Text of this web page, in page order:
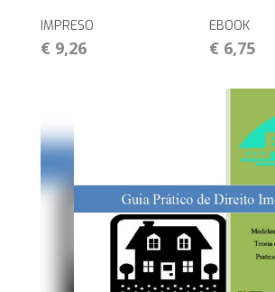
IMPRESO
€ 9,26
EBOOK
€ 6,75